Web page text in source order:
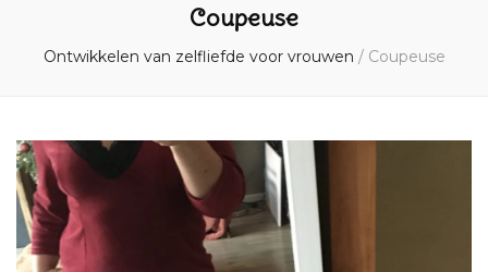
Coupeuse
Ontwikkelen van zelfliefde voor vrouwen / Coupeuse